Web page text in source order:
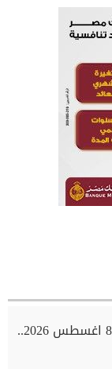
أسعار الذهب اليوم السبت 8 اغسطس 2026..